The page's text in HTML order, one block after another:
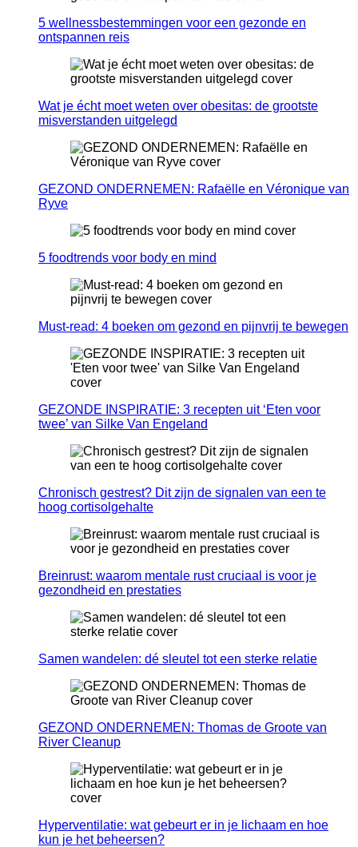
5 wellnessbestemmingen voor een gezonde en
ontspannen reis
Wat je écht moet weten over obesitas: de grootste
misverstanden uitgelegd
GEZOND ONDERNEMEN: Rafaëlle en Véronique van
Ryve
5 foodtrends voor body en mind
Must-read: 4 boeken om gezond en pijnvrij te bewegen
GEZONDE INSPIRATIE: 3 recepten uit ‘Eten voor
twee’ van Silke Van Engeland
Chronisch gestrest? Dit zijn de signalen van een te
hoog cortisolgehalte
Breinrust: waarom mentale rust cruciaal is voor je
gezondheid en prestaties
Samen wandelen: dé sleutel tot een sterke relatie
GEZOND ONDERNEMEN: Thomas de Groote van
River Cleanup
Hyperventilatie: wat gebeurt er in je lichaam en hoe
kun je het beheersen?